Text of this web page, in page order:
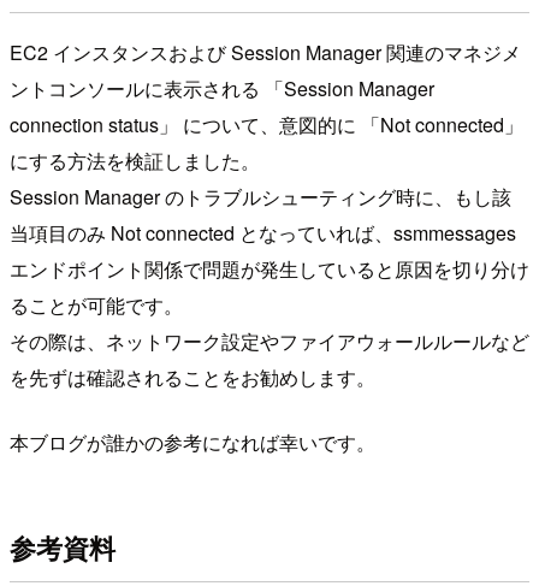
EC2 インスタンスおよび Session Manager 関連のマネジメ
ントコンソールに表示される 「Session Manager
connection status」 について、意図的に 「Not connected」
にする方法を検証しました。
Session Manager のトラブルシューティング時に、もし該
当項目のみ Not connected となっていれば、ssmmessages
エンドポイント関係で問題が発生していると原因を切り分け
ることが可能です。
その際は、ネットワーク設定やファイアウォールルールなど
を先ずは確認されることをお勧めします。
本ブログが誰かの参考になれば幸いです。
参考資料